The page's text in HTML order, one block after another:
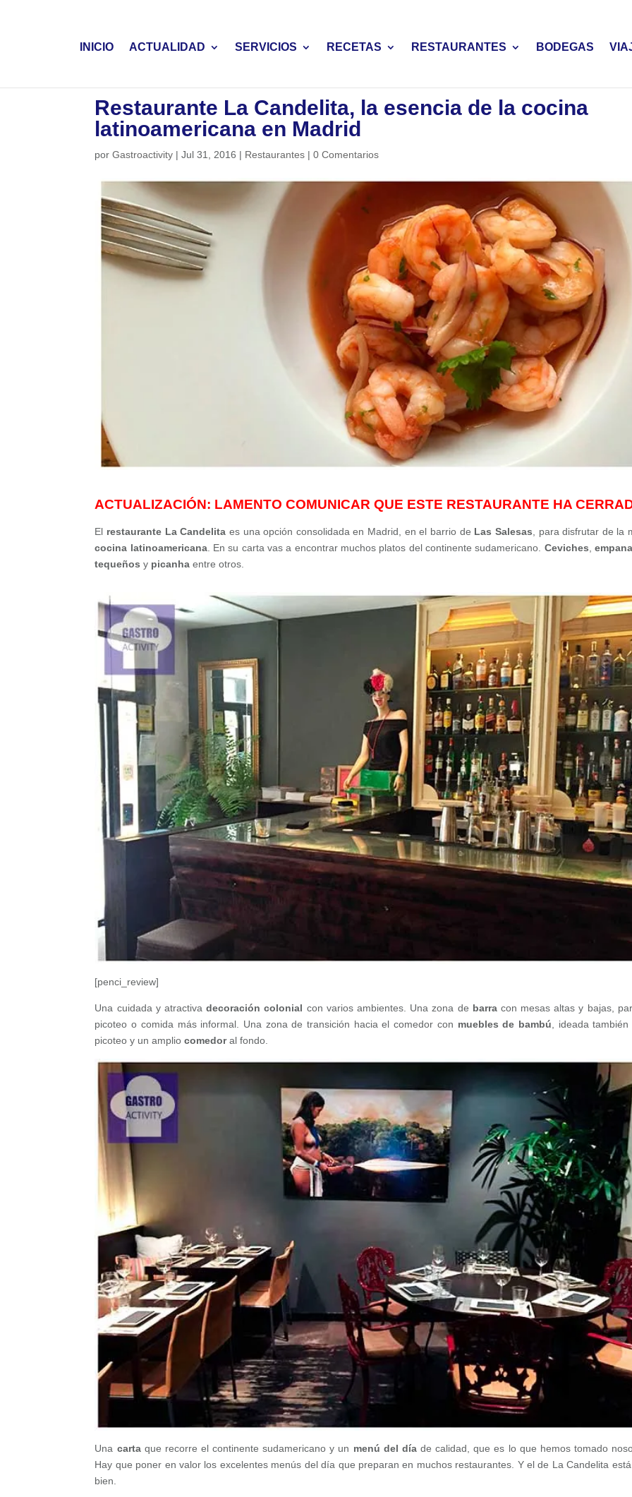
INICIO ACTUALIDAD SERVICIOS RECETAS RESTAURANTES BODEGAS
Restaurante La Candelita, la esencia de la cocina
latinoamericana en Madrid
porGastroactivity |Jul 31, 2016 | Restaurantes |0 Comentarios
ACTUALIZACIÓN: LAMENTO COMUNICAR QUE ESTE RESTAURANTE HA
El restaurante La Candelita es una opción consolidada en Madrid, en el barrio de Las Salesas, para disfrutar de la
cocina latinoamericana. En su carta vas a encontrar muchos platos del continente sudamericano. Ceviches,
tequeños y picanha entre otros.
[penci_review]
Una cuidada y atractivadecoración colonial con varios ambientes. Una zona de barracon mesas altas y bajas,
picoteo o comida más informal. Una zona de transición hacia el comedor con muebles de bambú , ideada
picoteo y un ampliocomedoral fondo.
Una cartaque recorre el continente sudamericano y un menú del díade calidad, que es lo que hemos tomado
Hay que poner en valor los excelentes menús del día que preparan en muchos restaurantes. Y el de La Candelita
bien.